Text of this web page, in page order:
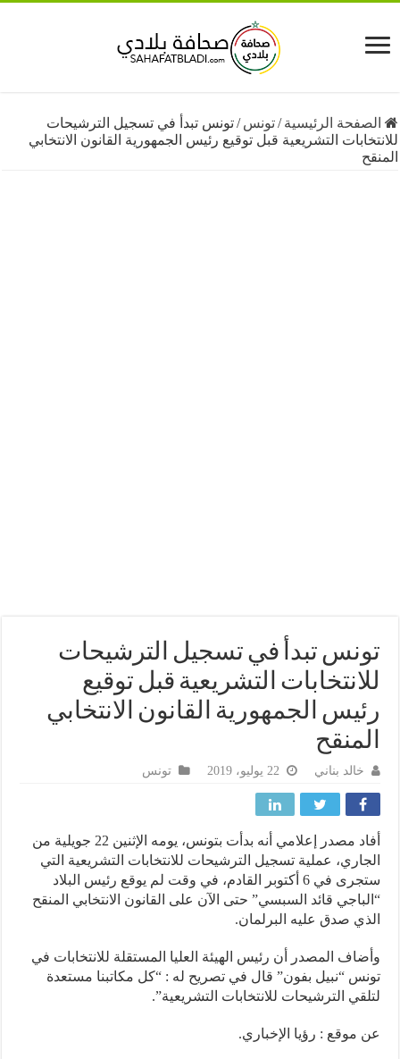
الرئيسية /تونس /تونس تبدأ في تسجيل الترشيحات
التشريعية قبل توقيع رئيس الجمهورية القانون الانتخابي
تبدأ في تسجيل الترشيحات
التشريعية قبل توقيع
الجمهورية القانون الانتخابي
خالد بناني تونس
أفاد مصدر إعلامي أنه بدأت بتونس، يومه الإثنين 22 جويلية من
عملية تسجيل الترشيحات للانتخابات التشريعية التي
ستجرى في 6 أكتوبر القادم، في وقت لم يوقع رئيس البلاد
قائد السبسي” حتى الآن على القانون الانتخابي المنقح
صدق عليه البرلمان.
المصدر أن رئيس الهيئة العليا المستقلة للانتخابات في
“نبيل بفون” قال في تصريح له : “كل مكاتبنا مستعدة
الترشيحات للانتخابات التشريعية”.
موقع : رؤيا الإخباري.